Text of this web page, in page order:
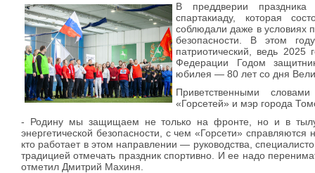
В преддверии праздника
спартакиаду, которая
соблюдали даже в условиях
безопасности. В этом
патриотический, ведь 2025
Федерации Годом
юбилея — 80 лет со дня
Приветственными
«Горсетей» и мэр города
- Родину мы защищаем не только на фронте, но и в
энергетической безопасности, с чем «Горсети»
кто работает в этом направлении — руководства,
традицией отмечать праздник спортивно. И ее надо
отметил Дмитрий Махиня.